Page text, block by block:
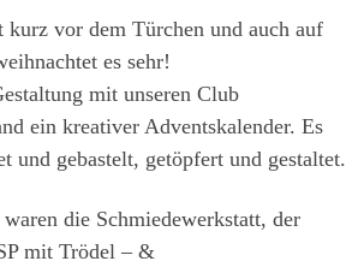
kurz vor dem Türchen und auch auf
es sehr!
mit unseren Club
ein kreativer Adventskalender. Es
und gebastelt, getöpfert und gestaltet.
die Schmiedewerkstatt, der
mit Trödel – &